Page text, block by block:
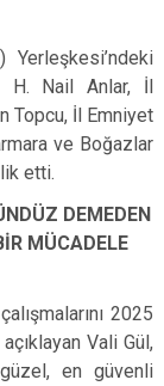
H. Nail Anlar, İl
Topcu, İl Emniyet
ve Boğazlar
etti.
DEMEDEN
MÜCADELE
2025
açıklayan Vali Gül,
güzel, en güvenli